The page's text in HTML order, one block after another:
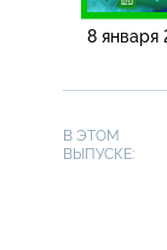
8 января
В ЭТОМ
ВЫПУСКЕ: